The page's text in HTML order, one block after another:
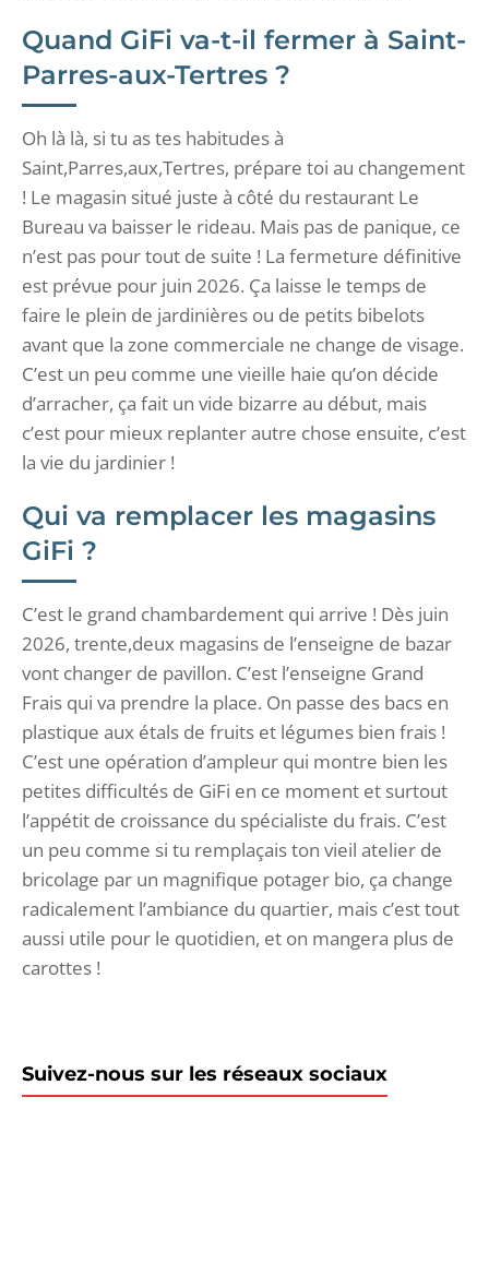
Quand GiFi va-t-il fermer à Saint-
Parres-aux-Tertres ?
Oh là là, si tu as tes habitudes à
Saint,Parres,aux,Tertres, prépare toi au changement
! Le magasin situé juste à côté du restaurant Le
Bureau va baisser le rideau. Mais pas de panique, ce
n’est pas pour tout de suite ! La fermeture définitive
est prévue pour juin 2026. Ça laisse le temps de
faire le plein de jardinières ou de petits bibelots
avant que la zone commerciale ne change de visage.
C’est un peu comme une vieille haie qu’on décide
d’arracher, ça fait un vide bizarre au début, mais
c’est pour mieux replanter autre chose ensuite, c’est
la vie du jardinier !
Qui va remplacer les magasins
GiFi ?
C’est le grand chambardement qui arrive ! Dès juin
2026, trente,deux magasins de l’enseigne de bazar
vont changer de pavillon. C’est l’enseigne Grand
Frais qui va prendre la place. On passe des bacs en
plastique aux étals de fruits et légumes bien frais !
C’est une opération d’ampleur qui montre bien les
petites difficultés de GiFi en ce moment et surtout
l’appétit de croissance du spécialiste du frais. C’est
un peu comme si tu remplaçais ton vieil atelier de
bricolage par un magnifique potager bio, ça change
radicalement l’ambiance du quartier, mais c’est tout
aussi utile pour le quotidien, et on mangera plus de
carottes !
Suivez-nous sur les réseaux sociaux